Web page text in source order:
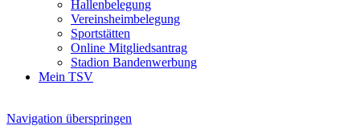
Hallenbelegung
Vereinsheimbelegung
Sportstätten
Online Mitgliedsantrag
Stadion Bandenwerbung
Mein TSV
Navigation überspringen